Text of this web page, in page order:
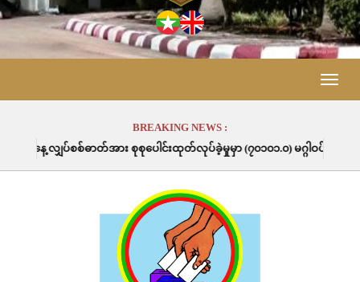
Toggle
BREAKING NEWS :
အား စုစုပေါင်းထုတ်လုပ်ခဲ့မှုမှာ (၇၀၁၀၁.၀) မဂ္ဂါဝပ်နာရီဖြစ်ပါသည်။